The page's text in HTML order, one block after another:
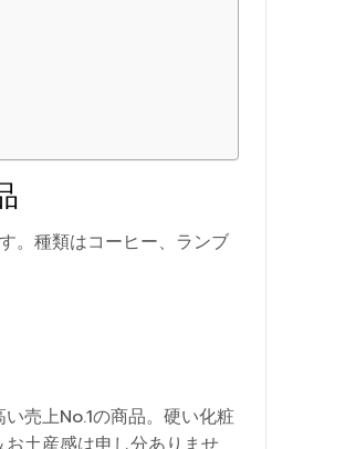
。種類はコーヒー、ランブ
売上No.1の商品。硬い化粧